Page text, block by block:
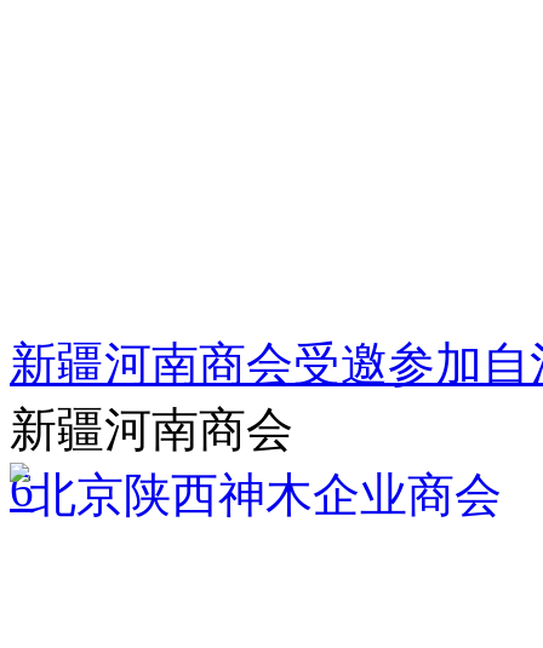
新疆河南商会受邀参加
新疆河南商会
6